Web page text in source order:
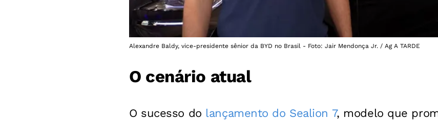
Alexandre Baldy, vice-presidente sênior da BYD no Brasil - Foto: Jair Mendonça Jr. / Ag A TARDE
O cenário atual
O sucesso do lançamento do Sealion 7, modelo que